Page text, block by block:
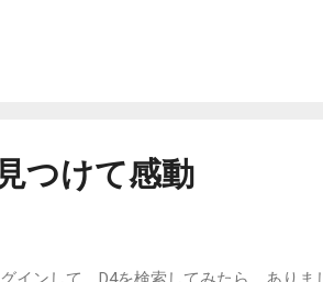
てみて、やはり次期種を見ずしての生産
つけて感動